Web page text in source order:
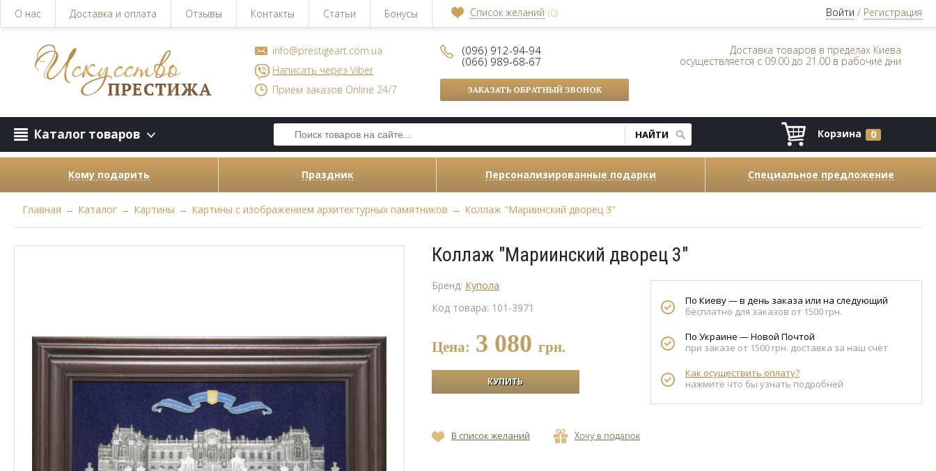
О нас Доставка и оплата Отзывы Контакты Статьи Бонусы Список желаний (0) Войти / Регистрация
info@prestigeart.com.ua
Написать через Viber
Прием заказов Online 24/7
(096) 912-94-94
(066) 989-68-67
ЗАКАЗАТЬ ОБРАТНЫЙ ЗВОНОК
Доставка товаров в пределах Киева
осуществляется с 09.00 до 21.00 в рабочие дни
Каталог товаров Корзина 0
Кому подарить Праздник Персонализированные подарки Специальное предложение
Главная → Каталог → Картины → Картины с изображением архитектурных памятников → Коллаж "Мариинский дворец 3"
Коллаж "Мариинский дворец 3"
Бренд: Купола
Код товара: 101-3971
Цена: 3 080 грн.
По Киеву — в день заказа или на следующий
бесплатно для заказов от 1500 грн.
По Украине — Новой Почтой
при заказе от 1500 грн. доставка за наш счёт
Как осуществить оплату?
нажмите что бы узнать подробней
В список желаний Хочу в подарок